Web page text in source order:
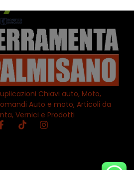
Chiavi auto, Moto,
Auto e moto, Articoli da
Vernici e Prodotti